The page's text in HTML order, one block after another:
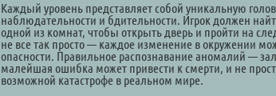
Каждый уровень представляет собой уникальную
наблюдательности и бдительности. Игрок должен
одной из комнат, чтобы открыть дверь и пройти на
не все так просто — каждое изменение в окружении
опасности. Правильное распознавание аномалий —
малейшая ошибка может привести к смерти, и не
возможной катастрофе в реальном мире.